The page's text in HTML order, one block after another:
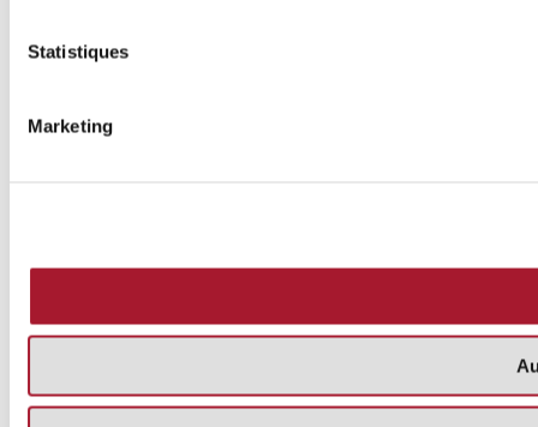
Statistiques
Marketing